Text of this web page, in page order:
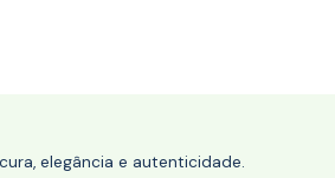
elegância e autenticidade.